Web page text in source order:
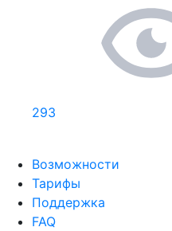
293
Возможности
Тарифы
Поддержка
FAQ